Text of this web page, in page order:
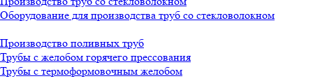
Оборудование для производства труб со стекловолокном
Производство поливных труб
Трубы с желобом горячего прессования
Трубы с термоформовочным желобом